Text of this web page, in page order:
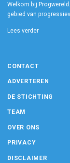
Welkom bij
gebied van
Lees verder
CONTACT
ADVERTEREN
DE STICHTING
TEAM
OVER ONS
PRIVACY
DISCLAIMER